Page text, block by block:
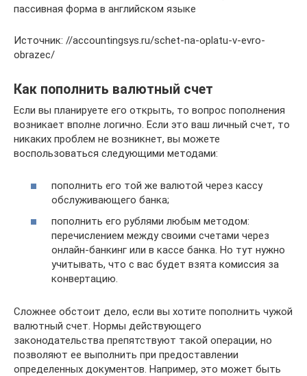
пассивная форма в английском языке
Источник: //accountingsys.ru/schet-na-oplatu-v-evro-
obrazec/
Как пополнить валютный счет
Если вы планируете его открыть, то вопрос пополнения
возникает вполне логично. Если это ваш личный счет, то
никаких проблем не возникнет, вы можете
воспользоваться следующими методами:
пополнить его той же валютой через кассу
обслуживающего банка;
пополнить его рублями любым методом:
перечислением между своими счетами через
онлайн-банкинг или в кассе банка. Но тут нужно
учитывать, что с вас будет взята комиссия за
конвертацию.
Сложнее обстоит дело, если вы хотите пополнить чужой
валютный счет. Нормы действующего
законодательства препятствуют такой операции, но
позволяют ее выполнить при предоставлении
определенных документов. Например, это может быть